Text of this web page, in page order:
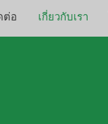
ต่อ เกี่ยวกับเรา